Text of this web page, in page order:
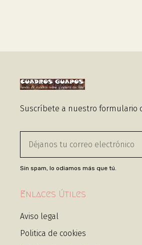
Suscríbete a nuestro formulario
Sin spam, lo odiamos más que tú.
Enlaces Útiles
Aviso legal
Politica de cookies